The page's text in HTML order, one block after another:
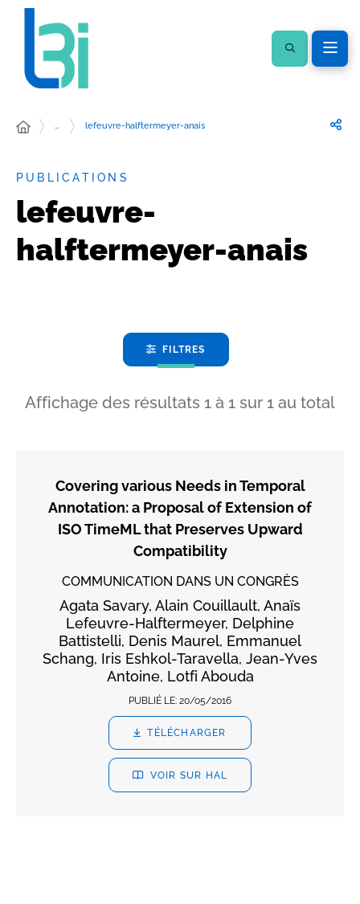
… lefeuvre-halftermeyer-anais
PUBLICATIONS
lefeuvre-
halftermeyer-anais
FILTRES
Affichage des résultats 1 à 1 sur 1 au total
Covering various Needs in Temporal
Annotation: a Proposal of Extension of
ISO TimeML that Preserves Upward
Compatibility
COMMUNICATION DANS UN CONGRÈS
Agata Savary, Alain Couillault, Anaïs
Lefeuvre-Halftermeyer, Delphine
Battistelli, Denis Maurel, Emmanuel
Schang, Iris Eshkol-Taravella, Jean-Yves
Antoine, Lotfi Abouda
PUBLIÉ LE: 20/05/2016
TÉLÉCHARGER
VOIR SUR HAL